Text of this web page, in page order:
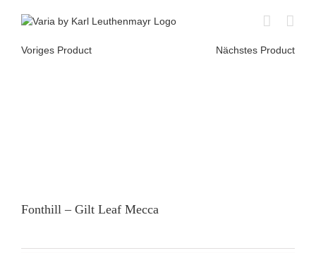
Voriges Product
Nächstes Product
Fonthill – Gilt Leaf Mecca